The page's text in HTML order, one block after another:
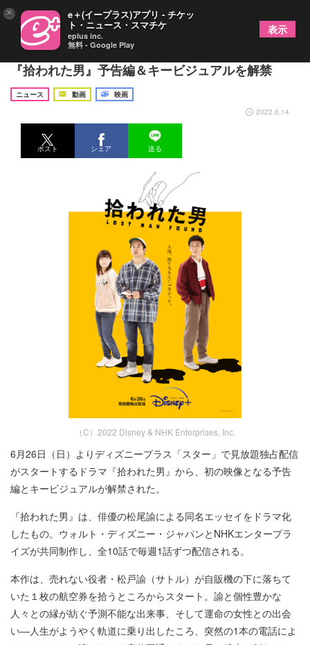
仲野太賀、草彅剛らが関西弁で言い合いに ドラマ
『拾われた男』予告編＆キービジュアルを解禁
ニュース 動画
映画
2022.6.14
ポスト シェア 送る
（C）2022 Disney & NHK Enterprises, Inc.
6月26日（日）よりディズニープラス「スター」で見放題独占配信
がスタートするドラマ『拾われた男』から、初の映像となる予告
編とキービジュアルが解禁された。
『拾われた男』は、俳優の松尾諭による同名エッセイをドラマ化
したもの。ウォルト・ディズニー・ジャパンとNHKエンタープラ
イズが共同制作し、全10話で毎週1話ずつ配信される。
本作は、売れない役者・松戸諭（サトル）が自販機の下に落ちて
いた１枚の航空券を拾うところからスタート。諭と個性豊かな
人々との縁が紡ぐ予測不能な出来事、そして運命の女性との出会
い―人生がようやく軌道に乗り出したころ、突然の1本の電話によ
× e＋(イープラス)アプリ - チケッ
ト・ニュース・スマチケ
eplus inc.
無料 - Google Play
表示